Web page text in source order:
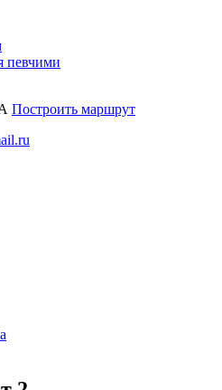
певчими
Построить маршрут